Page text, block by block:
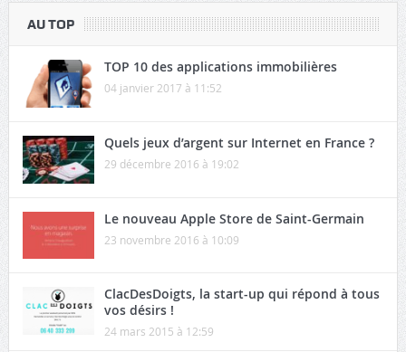
AU TOP
TOP 10 des applications immobilières
04 janvier 2017 à 11:52
Quels jeux d’argent sur Internet en France ?
29 décembre 2016 à 19:02
Le nouveau Apple Store de Saint-Germain
23 novembre 2016 à 10:09
ClacDesDoigts, la start-up qui répond à tous
vos désirs !
24 mars 2015 à 12:59